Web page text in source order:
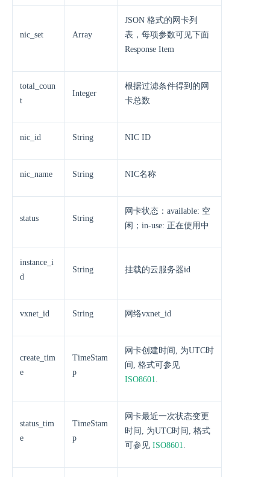
nic_set Array
JSON 格式的网卡列
表，每项参数可见下面
Response Item
total_coun
t
Integer
根据过滤条件得到的网
卡总数
nic_id String NIC ID
nic_name String NIC名称
status String
网卡状态：available: 空
闲；in-use: 正在使用中
instance_i
d
String 挂载的云服务器id
vxnet_id String 网络vxnet_id
create_tim
e
TimeStam
p
网卡创建时间, 为UTC时
间, 格式可参见
ISO8601.
status_tim
e
TimeStam
p
网卡最近一次状态变更
时间, 为UTC时间, 格式
可参见 ISO8601.